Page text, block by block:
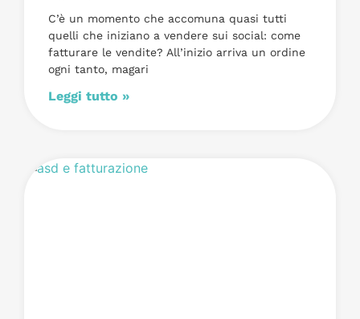
C’è un momento che accomuna quasi tutti
quelli che iniziano a vendere sui social: come
fatturare le vendite? All’inizio arriva un ordine
ogni tanto, magari
Leggi tutto »